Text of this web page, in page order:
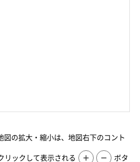
図の拡大・縮小は、地図右下のコント
リックして表示される ＋ － ボタ